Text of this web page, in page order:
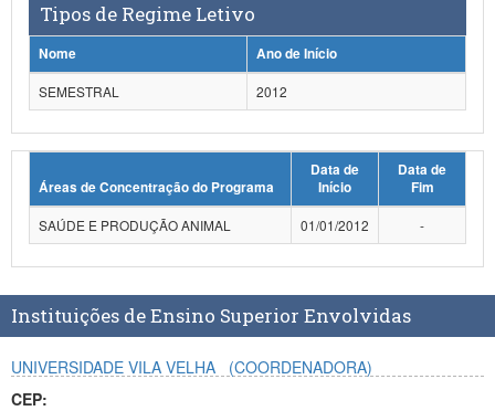
Gabinete de Segurança Institucional
Advocacia-Geral da União
Planalto
Tipos de Regime Letivo
Nome
Ano de Início
SEMESTRAL
2012
Áreas de Concentração do Programa
Data de
Início
Data de
Fim
SAÚDE E PRODUÇÃO ANIMAL
01/01/2012 -
Instituições de Ensino Superior Envolvidas
UNIVERSIDADE VILA VELHA
(COORDENADORA)
CEP: